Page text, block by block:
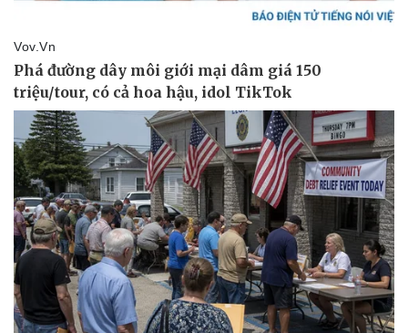
Sức khỏe
Dinh dưỡng - món ngon
Cây thuốc
Sản phụ khoa
Nhi khoa
Nam khoa
Làm đẹp - giảm cân
Phòng mạch online
Đời sống
Nhà đẹp
Blog
Tình yêu - Gia đình